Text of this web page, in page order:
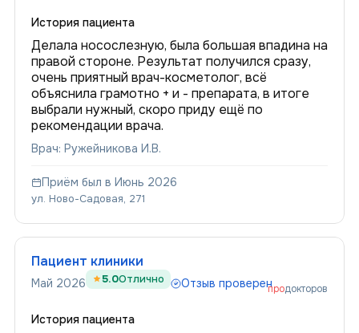
История пациента
Делала носослезную, была большая впадина на
правой стороне. Результат получился сразу,
очень приятный врач-косметолог, всё
объяснила грамотно + и - препарата, в итоге
выбрали нужный, скоро приду ещё по
рекомендации врача.
Врач: Ружейникова И.В.
Приём был в Июнь 2026
ул. Ново-Садовая, 271
Пациент клиники
Май 2026 5.0Отлично Отзыв проверенпродокторов
История пациента